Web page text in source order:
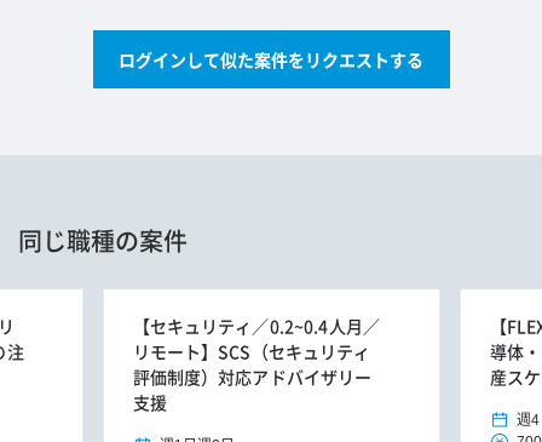
ログインして似た案件をリクエストする
同じ職種の案件
注
【セキュリティ／0.2~0.4人月／
リモート】SCS（セキュリティ
評価制度）対応アドバイザリー
支援
【
導体
産ス
週4